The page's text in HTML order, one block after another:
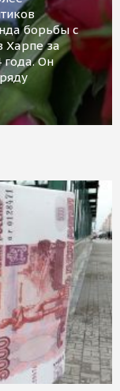
борьбы с
Харпе за
Он